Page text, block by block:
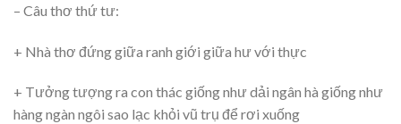
– Câu thơ thứ tư:
+ Nhà thơ đứng giữa ranh giới giữa hư với thực
+ Tưởng tượng ra con thác giống như dải ngân hà giống như
hàng ngàn ngôi sao lạc khỏi vũ trụ để rơi xuống